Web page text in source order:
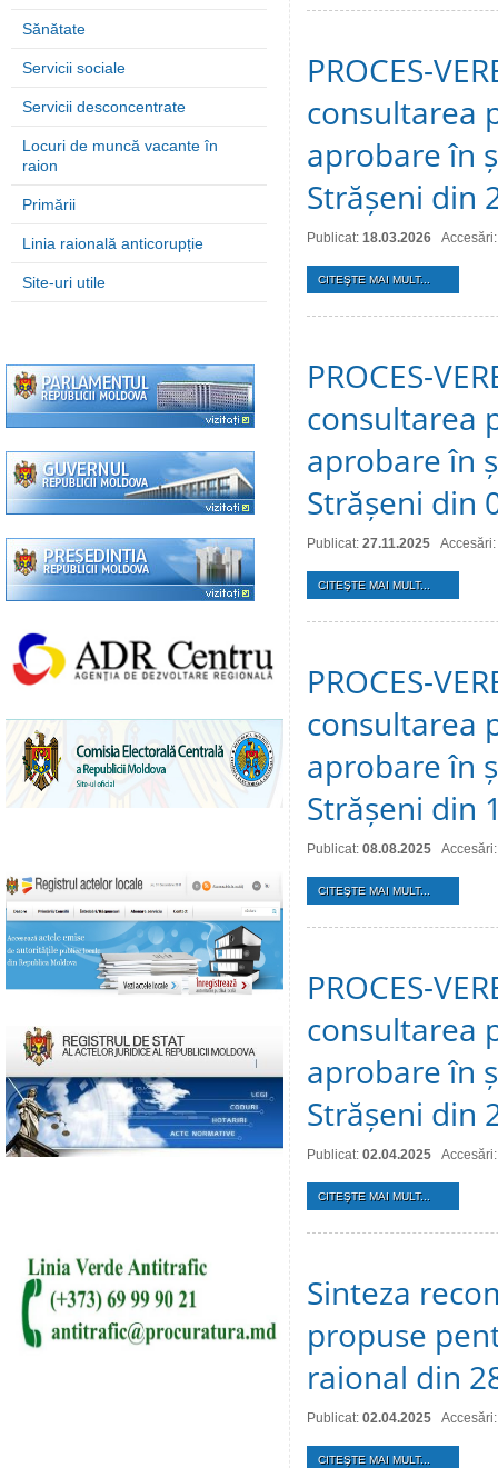
Sănătate
Servicii sociale
Servicii desconcentrate
Locuri de muncă vacante în
raion
Primării
Linia raională anticorupție
Site-uri utile
PROCES-
consultarea
aprobare în
Strășeni din
Publicat: 18.03.2026
CITEŞTE MAI MULT...
PROCES-
consultarea
aprobare în
Strășeni din
Publicat: 27.11.2025
CITEŞTE MAI MULT...
PROCES-
consultarea
aprobare în
Strășeni din
Publicat: 08.08.2025
CITEŞTE MAI MULT...
PROCES-
consultarea
aprobare în
Strășeni din
Publicat: 02.04.2025
CITEŞTE MAI MULT...
Sinteza
propuse
raional din
Publicat: 02.04.2025
CITEŞTE MAI MULT...